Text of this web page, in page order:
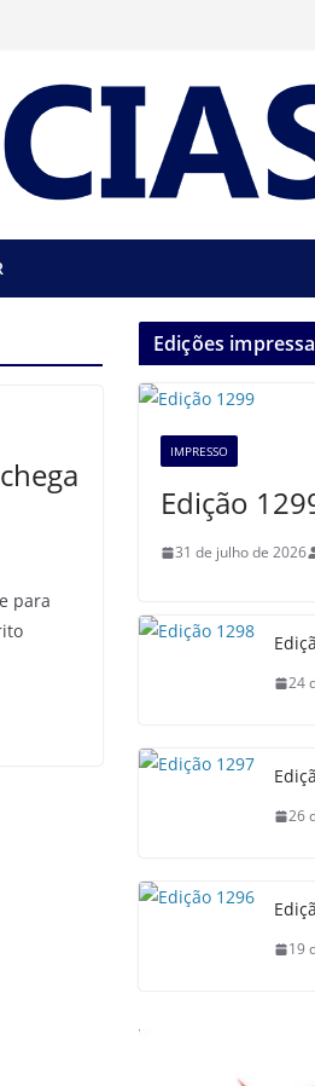
para
Edições
IMPRESSO
Edição
31 de julho de 2026
24
26
19